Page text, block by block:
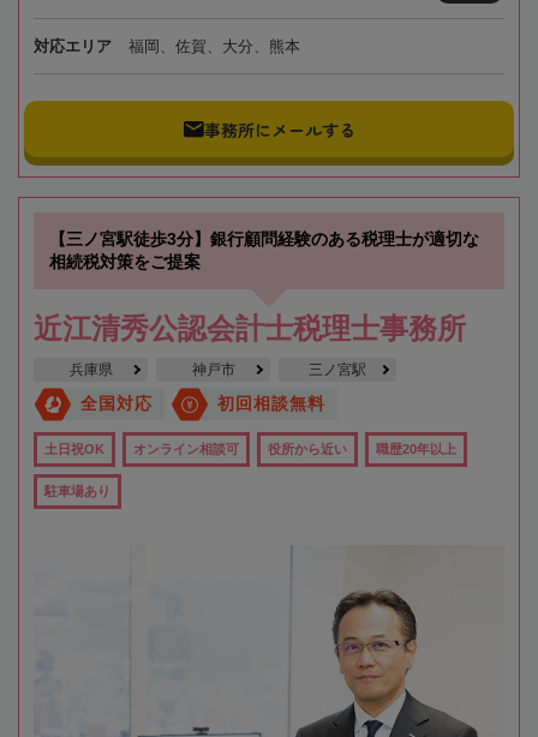
対応エリア 福岡、佐賀、大分、熊本
事務所にメールする
【三ノ宮駅徒歩3分】銀行顧問経験のある税理士が適切な
相続税対策をご提案
近江清秀公認会計士税理士事務所
兵庫県 神戸市 三ノ宮駅
全国対応 初回相談無料
土日祝OK オンライン相談可 役所から近い 職歴20年以上
駐車場あり